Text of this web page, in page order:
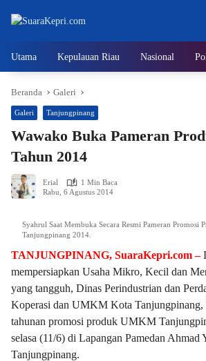
Utama Kepulauan Riau Nasional
Beranda Galeri
Galeri Tanjungpinang
Wawako Buka Pameran
Tahun 2014
Erial
1 Min Baca
Rabu, 6 Agustus 2014
Syahrul Saat Membuka Secara Resmi Pameran Promosi
Tanjungpinang 2014.
TANJUNGPINANG, SuaraKepri.com –
mempersiapkan Usaha Mikro, Kecil dan
yang tangguh, Dinas Perindustrian dan
Koperasi dan UMKM Kota Tanjungpinang,
tahunan promosi produk UMKM
selasa (11/6) di Lapangan Pamedan Ahmad
Tanjungpinang.